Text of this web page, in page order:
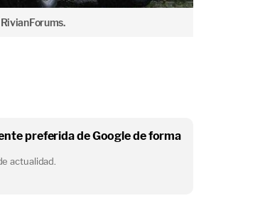
preferida de Google de forma
actualidad.